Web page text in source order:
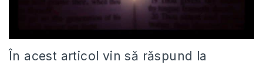
În acest articol vin să răspund la